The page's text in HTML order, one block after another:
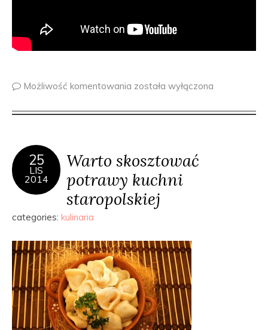
Możliwość komentowania została wyłączona
25
LIS
2014
Warto skosztować
potrawy kuchni
staropolskiej
categories: kulinaria